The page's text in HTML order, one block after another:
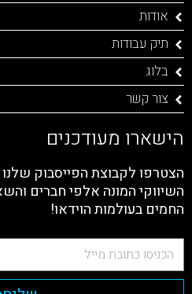
אודות
תיק עבודות
בלוג
צור קשר
הישארו מעודכנים
הצטרפו לקבוצת הפייסבוק
השיווקי המונה אלפי חברים
החמים בעולמות הוידאו!